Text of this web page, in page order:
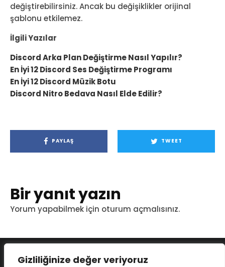
Gizliliğinize değer veriyoruz
değiştirebilirsiniz. Ancak bu değişiklikler orijinal
şablonu etkilemez.
İlgili Yazılar
Discord Arka Plan Değiştirme Nasıl Yapılır?
En İyi 12 Discord Ses Değiştirme Programı
En İyi 12 Discord Müzik Botu
Discord Nitro Bedava Nasıl Elde Edilir?
PAYLAŞ TWEET
Bir yanıt yazın
Yorum yapabilmek için oturum açmalısınız.